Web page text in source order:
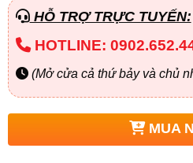
HỖ TRỢ TRỰC TUYẾN:
HOTLINE:
(Mở cửa cả thứ bảy và chủ
MUA